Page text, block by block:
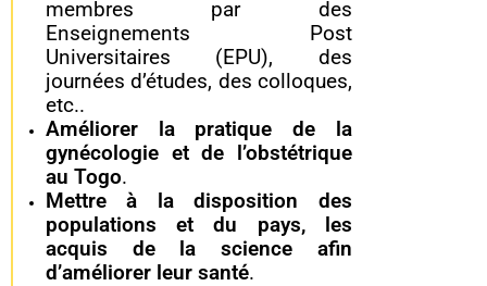
membres par des
Enseignements Post
Universitaires (EPU), des
journées d’études, des colloques,
etc..
Améliorer la pratique de la
gynécologie et de l’obstétrique
au Togo.
Mettre à la disposition des
populations et du pays, les
acquis de la science afin
d’améliorer leur santé.